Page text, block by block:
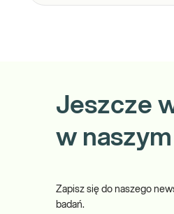
Jeszcze
w naszym
Zapisz się do naszego
badań.